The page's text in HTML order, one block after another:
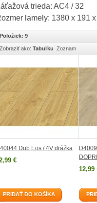
trieda: AC4 / 32
lamely: 1380 x 191
Položiek: 9
Zobraziť ako: Tabuľku Zoznam
Dub Eos / 4V drážka
€
PRIDAŤ DO KOŠÍKA
12,99